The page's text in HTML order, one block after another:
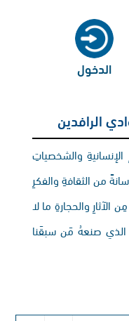
الدخول
الرافدين
والشخصياتِ
من الثقافةِ والفكرِ
والحجارةِ ما لا
صنعهُ مَن سبقَنا